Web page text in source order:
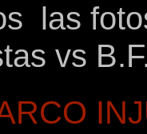
las
vs